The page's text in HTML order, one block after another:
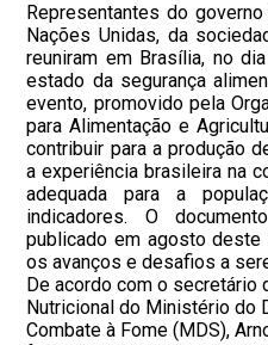
Representantes do
Nações Unidas, da
reuniram em Brasília, no
estado da segurança
evento, promovido pela
para Alimentação e
contribuir para a produção
a experiência brasileira na
adequada para a
indicadores. O
publicado em agosto deste
os avanços e desafios a
De acordo com o secretário
Nutricional do Ministério do
Combate à Fome (MDS),